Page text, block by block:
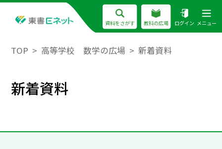
資料をさがす 教科の広場 ログイン メニュー
TOP 高等学校 数学の広場 新着資料
新着資料